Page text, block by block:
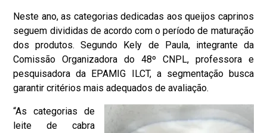
Neste ano, as categorias dedicadas aos queijos caprinos
seguem divididas de acordo com o período de maturação
dos produtos. Segundo Kely de Paula, integrante da
Comissão Organizadora do 48º CNPL, professora e
pesquisadora da EPAMIG ILCT, a segmentação busca
garantir critérios mais adequados de avaliação.
“As categorias de
leite de cabra